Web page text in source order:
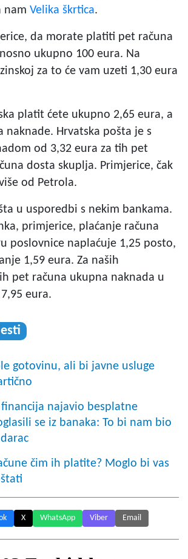
nam Velika škrtica.
da morate platiti pet računa
ukupno 100 eura. Na
za to će vam uzeti 1,30 eura
platit ćete ukupno 2,65 eura, a
naknade. Hrvatska pošta je s
od 3,32 eura za tih pet
dosta skuplja. Primjerice, čak
od Petrola.
u usporedbi s nekim bankama.
primjerice, plaćanje računa
poslovnice naplaćuje 1,25 posto,
1,59 eura. Za naših
pet računa ukupna naknada u
eura.
gotovinu, ali bi javne usluge
najavio besplatne
se iz banaka: To bi nam bio
čim ih platite? Moglo bi vas
X WhatsApp Viber Email